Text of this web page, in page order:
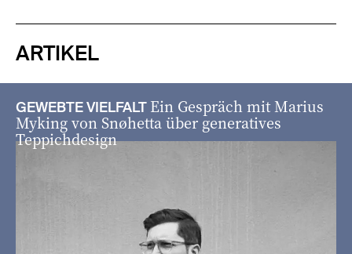
ARTIKEL
GEWEBTE VIELFALT Ein Gespräch mit Marius
Myking von Snøhetta über generatives
Teppichdesign